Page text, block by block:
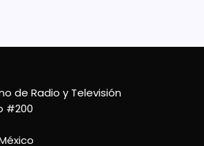
de Radio y Televisión
#200